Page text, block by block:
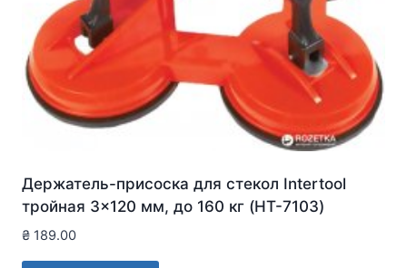
Держатель-присоска для стекол Intertool
тройная 3×120 мм, до 160 кг (HT-7103)
₴ 189.00